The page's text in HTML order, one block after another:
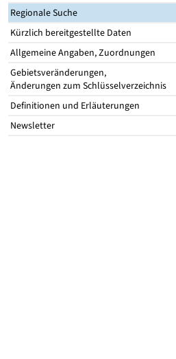
Regionale Suche
Kürzlich bereitgestellte Daten
Allgemeine Angaben, Zuordnungen
Gebietsveränderungen,
Änderungen zum Schlüsselverzeichnis
Definitionen und Erläuterungen
Newsletter